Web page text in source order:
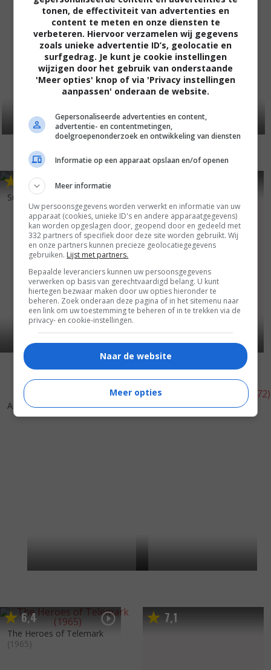
,6
Suburban Commando
The Corsican Brothers (1985)
Amadeus (1984) 6
Tales from the Crypt (1972)
6,4
The Heroes of Telemark
(1965)
7,1
tonen, de effectiviteit van advertenties en
content te meten en onze diensten te
verbeteren. Hiervoor verzamelen wij gegevens
zoals unieke advertentie ID’s, geolocatie en
surfgedrag. Je kunt je cookie instellingen
wijzigen door het gebruik van onderstaande
'Meer opties' knop of via 'Privacy instellingen
aanpassen' onderaan de website.
Gepersonaliseerde advertenties en content,
advertentie- en contentmetingen,
doelgroepenonderzoek en ontwikkeling van diensten
Informatie op een apparaat opslaan en/of openen
Meer informatie
Uw persoonsgegevens worden verwerkt en informatie van uw
apparaat (cookies, unieke ID's en andere apparaatgegevens)
kan worden opgeslagen door, geopend door en gedeeld met
332 partners of specifiek door deze site worden gebruikt. Wij
en onze partners kunnen precieze geolocatiegegevens
gebruiken. Lijst met partners.
Bepaalde leveranciers kunnen uw persoonsgegevens
verwerken op basis van gerechtvaardigd belang. U kunt
hiertegen bezwaar maken door uw opties hieronder te
beheren. Zoek onderaan deze pagina of in het sitemenu naar
een link om uw toestemming te beheren of in te trekken via de
privacy- en cookie-instellingen.
Naar de website
Meer opties